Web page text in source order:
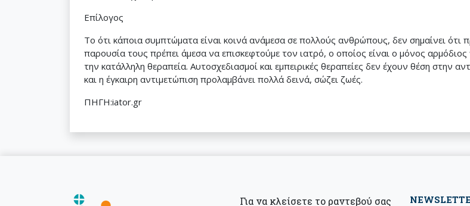
Επίλογος
Το ότι κάποια συμπτώματα είναι κοινά ανάμεσα σε πολλούς ανθρώπους, δεν σημαίνει
παρουσία τους πρέπει άμεσα να επισκεφτούμε τον ιατρό, ο οποίος είναι ο μόνος
την κατάλληλη θεραπεία. Αυτοσχεδιασμοί και εμπειρικές θεραπείες δεν έχουν θέση στην
και η έγκαιρη αντιμετώπιση προλαμβάνει πολλά δεινά, σώζει ζωές.
ΠΗΓΗ:iator.gr
Για να κλείσετε το ραντεβού σας